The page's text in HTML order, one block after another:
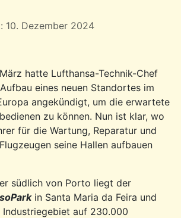
10. Dezember 2024
hatte Lufthansa-Technik-Chef
eines neuen Standortes im
angekündigt, um die erwartete
zu können. Nun ist klar, wo
für die Wartung, Reparatur und
seine Hallen aufbauen
südlich von Porto liegt der
in Santa Maria da Feira und
Industriegebiet auf 230.000